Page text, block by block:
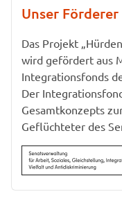
Unser Förderer
Das Projekt
wird gefördert aus
Integrationsfonds
Der
Gesamtkonzepts
Geflüchteter des